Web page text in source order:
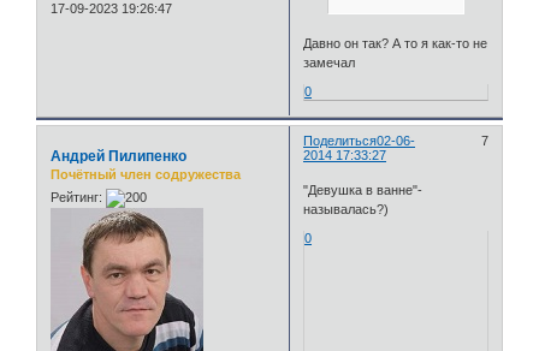
17-09-2023 19:26:47
Давно он так? А то я как-то не
замечал
0
Поделиться 7
02-06-
2014 17:33:27
Андрей Пилипенко
Почётный член содружества
Рейтинг:
"Девушка в ванне"-
называлась?)
0